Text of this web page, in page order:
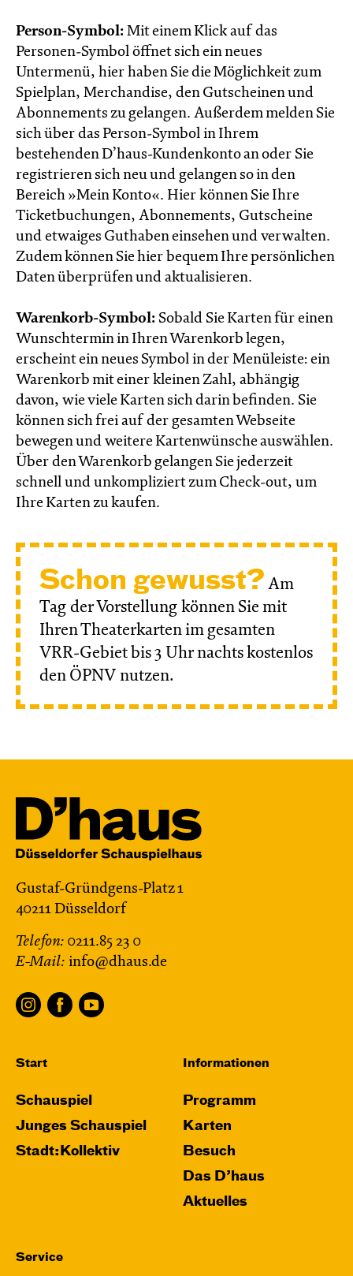
Person-Symbol: Mit einem Klick auf das
Personen-Symbol öffnet sich ein neues
Untermenü, hier haben Sie die Möglichkeit zum
Spielplan, Merchandise, den Gutscheinen und
Abonnements zu gelangen. Außerdem melden Sie
sich über das Person-Symbol in Ihrem
bestehenden D’haus-Kundenkonto an oder Sie
registrieren sich neu und gelangen so in den
Bereich »Mein Konto«. Hier können Sie Ihre
Ticketbuchungen, Abonnements, Gutscheine
und etwaiges Guthaben einsehen und verwalten.
Zudem können Sie hier bequem Ihre persönlichen
Daten überprüfen und aktualisieren.
Warenkorb-Symbol: Sobald Sie Karten für einen
Wunschtermin in Ihren Warenkorb legen,
erscheint ein neues Symbol in der Menüleiste: ein
Warenkorb mit einer kleinen Zahl, abhängig
davon, wie viele Karten sich darin befinden. Sie
können sich frei auf der gesamten Webseite
bewegen und weitere Kartenwünsche auswählen.
Über den Warenkorb gelangen Sie jederzeit
schnell und unkompliziert zum Check-out, um
Ihre Karten zu kaufen.
Schon gewusst? Am
Tag der Vorstellung können Sie mit
Ihren Theaterkarten im gesamten
VRR-Gebiet bis 3 Uhr nachts kostenlos
den ÖPNV nutzen.
Gustaf-Gründgens-Platz 1
40211 Düsseldorf
Telefon: 0211.85 23 0
E-Mail: info@dhaus.de
Start
Schauspiel
Junges Schauspiel
Stadt:Kollektiv
Informationen
Programm
Karten
Besuch
Das D’haus
Aktuelles
Service